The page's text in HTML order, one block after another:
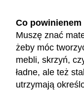
Co powinienem
Muszę znać
żeby móc
mebli, skrzyń,
ładne, ale też
utrzymają